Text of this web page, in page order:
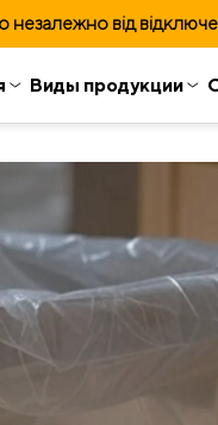
від
Виды продукции